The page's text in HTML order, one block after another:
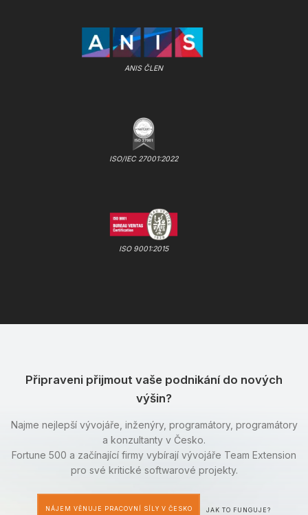
ANIS ČLEN
ISO/IEC 27001:2022
ISO 9001:2015
Připraveni přijmout vaše podnikání do nových
výšin?
Najme nejlepší vývojáře, inženýry, programátory, programátory
a konzultanty v Česko.
Fortune 500 a začínající firmy vybírají vývojáře Team Extension
pro své kritické softwarové projekty.
NÁJEM VĚNUJE PRACOVNÍ SÍLY V ČESKO JAK TO FUNGUJE?